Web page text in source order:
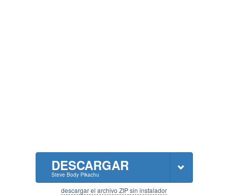
DESCARGAR
Steve Body Pikachu
descargar el archivo ZIP sin instalador